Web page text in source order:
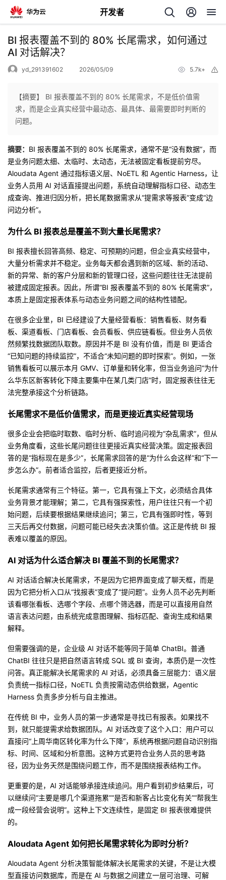
开发者
返
回
个
人
主
页
我
的
开
我
的
博
客
我
的
论
坛
我
的
圈
子
我
的
直
播
我
的
活
动
我
的
关
注
我
的
开
发
者
学
堂
我
的
程
我
认
证
的
实
我
的
藏
我
的
Programs
我
的
支
持
我
的
技
术
支
持
我
的
云
声
建
BI 报表覆盖不到的 80% 长尾需求，如何通过
AI 对话解决？
yd_291391602 2026/05/09 5.7k+
【摘要】 BI 报表覆盖不到的 80% 长尾需求，不是低价值需
求，而是企业真实经营中最动态、最具体、最需要即时判断的
问题。
摘要： BI 报表覆盖不到的 80% 长尾需求，通常不是“没有数据”，而
是业务问题太细、太临时、太动态，无法被固定看板提前穷尽。
Aloudata Agent 通过指标语义层、NoETL 和 Agentic Harness，让
业务人员用 AI 对话直接提出问题，系统自动理解指标口径、动态生
成查询、推进归因分析，把长尾数据需求从“提需求等报表”变成“边
问边分析”。
为什么 BI 报表总是覆盖不到大量长尾需求？
BI 报表擅长回答高频、稳定、可预期的问题，但企业真实经营中，
大量分析需求并不稳定。业务每天都会遇到新的区域、新的活动、
新的异常、新的客户分层和新的管理口径，这些问题往往无法提前
被建成固定报表。因此，所谓“BI 报表覆盖不到的 80% 长尾需求”，
本质上是固定报表体系与动态业务问题之间的结构性错配。
在很多企业里，BI 已经建设了大量经营看板：销售看板、财务看
板、渠道看板、门店看板、会员看板、供应链看板。但业务人员依
然频繁找数据团队取数。原因并不是 BI 没有价值，而是 BI 更适合
“已知问题的持续监控”，不适合“未知问题的即时探索”。例如，一张
销售看板可以展示本月 GMV、订单量和转化率，但当业务追问“为什
么华东区新客转化下降主要集中在某几类门店”时，固定报表往往无
法完整承接这个分析链路。
长尾需求不是低价值需求，而是更接近真实经营现场
很多企业会把临时取数、临时分析、临时追问视为“杂乱需求”，但从
业务角度看，这些长尾问题往往更接近真实经营决策。固定报表回
答的是“指标现在是多少”，长尾需求回答的是“为什么会这样”和“下一
步怎么办”。前者适合监控，后者更接近分析。
长尾需求通常有三个特征。第一，它具有强上下文，必须结合具体
业务背景才能理解；第二，它具有强探索性，用户往往只有一个初
始问题，后续要根据结果继续追问；第三，它具有强即时性，等到
三天后再交付数据，问题可能已经失去决策价值。这正是传统 BI 报
表难以覆盖的原因。
AI 对话为什么适合解决 BI 覆盖不到的长尾需求？
AI 对话适合解决长尾需求，不是因为它把界面变成了聊天框，而是
因为它把分析入口从“找报表”变成了“提问题”。业务人员不必先判断
该看哪张看板、选哪个字段、点哪个筛选器，而是可以直接用自然
语言表达问题，由系统完成意图理解、指标匹配、查询生成和结果
解释。
但需要强调的是，企业级 AI 对话不能等同于简单 ChatBI。普通
ChatBI 往往只是把自然语言转成 SQL 或 BI 查询，本质仍是一次性
问答。真正能解决长尾需求的 AI 对话，必须具备三层能力：语义层
负责统一指标口径，NoETL 负责按需动态供给数据，Agentic
Harness 负责多步分析与自主推进。
在传统 BI 中，业务人员的第一步通常是寻找已有报表。如果找不
到，就只能提需求给数据团队。AI 对话改变了这个入口：用户可以
直接问“上周华南区转化率为什么下降”，系统再根据问题自动识别指
标、时间、区域和分析意图。这种方式更符合业务人员的思考路
径，因为业务天然是围绕问题工作，而不是围绕报表结构工作。
更重要的是，AI 对话能够承接连续追问。用户看到初步结果后，可
以继续问“主要是哪几个渠道拖累”“是否和新客占比变化有关”“帮我生
成一段经营会说明”。这种上下文连续性，是固定 BI 报表很难提供
的。
Aloudata Agent 如何把长尾需求转化为即时分析？
Aloudata Agent 分析决策智能体解决长尾需求的关键，不是让大模
型直接访问数据库，而是在 AI 与数据之间建立一层可治理、可解